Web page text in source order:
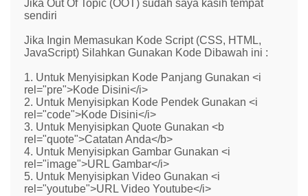
Jika Out Of Topic (OOT) sudah saya kasih tempat
sendiri
Jika Ingin Memasukan Kode Script (CSS, HTML,
JavaScript) Silahkan Gunakan Kode Dibawah ini :
1. Untuk Menyisipkan Kode Panjang Gunakan <i
rel="pre">Kode Disini</i>
2. Untuk Menyisipkan Kode Pendek Gunakan <i
rel="code">Kode Disini</i>
3. Untuk Menyisipkan Quote Gunakan <b
rel="quote">Catatan Anda</b>
4. Untuk Menyisipkan Gambar Gunakan <i
rel="image">URL Gambar</i>
5. Untuk Menyisipkan Video Gunakan <i
rel="youtube">URL Video Youtube</i>